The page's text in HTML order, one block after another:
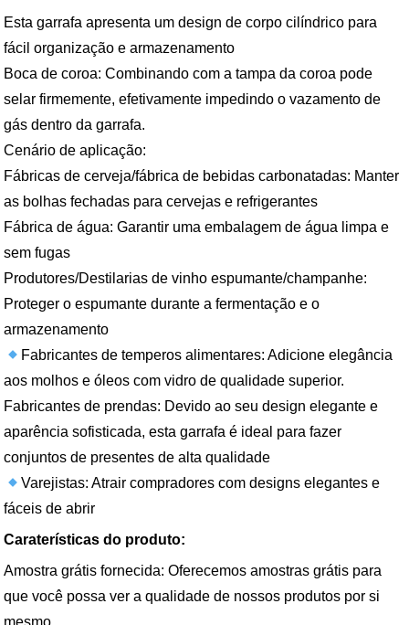
Esta garrafa apresenta um design de corpo cilíndrico para
fácil organização e armazenamento
Boca de coroa: Combinando com a tampa da coroa pode
selar firmemente, efetivamente impedindo o vazamento de
gás dentro da garrafa.
Cenário de aplicação:
Fábricas de cerveja/fábrica de bebidas carbonatadas: Manter
as bolhas fechadas para cervejas e refrigerantes
Fábrica de água: Garantir uma embalagem de água limpa e
sem fugas
Produtores/Destilarias de vinho espumante/champanhe:
Proteger o espumante durante a fermentação e o
armazenamento
Fabricantes de temperos alimentares: Adicione elegância
aos molhos e óleos com vidro de qualidade superior.
Fabricantes de prendas: Devido ao seu design elegante e
aparência sofisticada, esta garrafa é ideal para fazer
conjuntos de presentes de alta qualidade
Varejistas: Atrair compradores com designs elegantes e
fáceis de abrir
Caraterísticas do produto:
Amostra grátis fornecida: Oferecemos amostras grátis para
que você possa ver a qualidade de nossos produtos por si
mesmo.